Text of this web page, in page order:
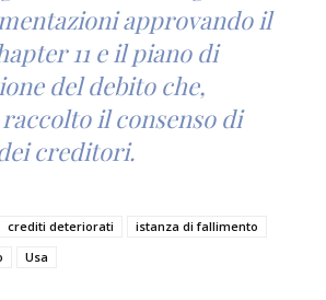
approvando il
11 e il piano di
del debito che,
il consenso di
creditori.
crediti deteriorati
istanza di fallimento
Usa